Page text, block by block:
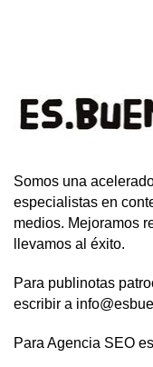
Somos una
especialistas en
medios. Mejoramos
llevamos al éxito.
Para publinotas
escribir a
Para Agencia SEO